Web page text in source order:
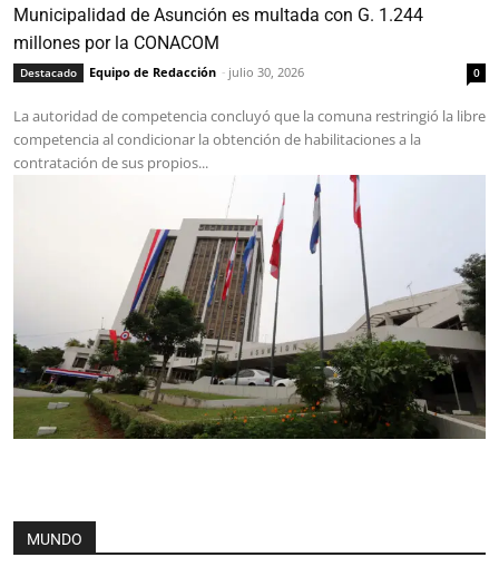
Municipalidad de Asunción es multada con G. 1.244
millones por la CONACOM
Destacado Equipo de Redacción - julio 30, 2026 0
La autoridad de competencia concluyó que la comuna restringió la libre
competencia al condicionar la obtención de habilitaciones a la
contratación de sus propios...
MUNDO